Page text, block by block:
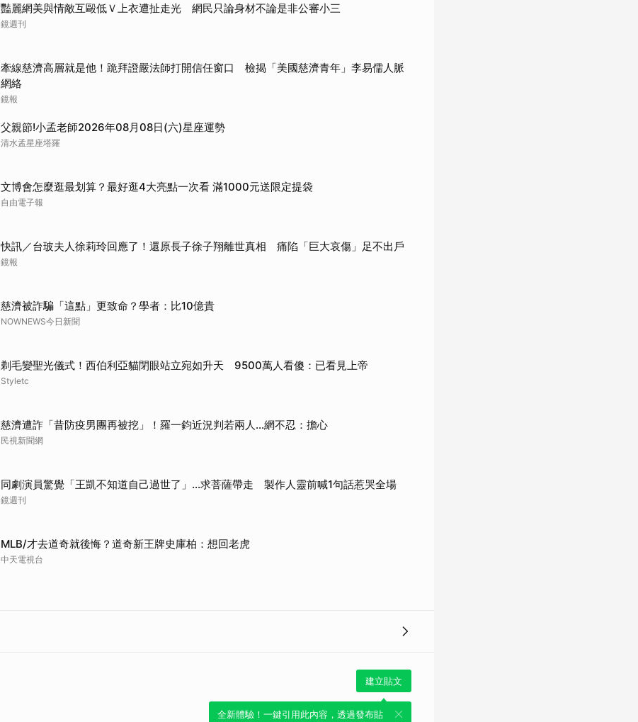
豔麗網美與情敵互毆低Ｖ上衣遭扯走光 網民只論身材不論是非公審小三
鏡週刊
牽線慈濟高層就是他！跪拜證嚴法師打開信任窗口 檢揭「美國慈濟青年」李易儒人脈
網絡
鏡報
父親節!小孟老師2026年08月08日(六)星座運勢
清水孟星座塔羅
文博會怎麼逛最划算？最好逛4大亮點一次看 滿1000元送限定提袋
自由電子報
快訊／台玻夫人徐莉玲回應了！還原長子徐子翔離世真相 痛陷「巨大哀傷」足不出戶
鏡報
慈濟被詐騙「這點」更致命？學者：比10億貴
NOWNEWS今日新聞
剃毛變聖光儀式！西伯利亞貓閉眼站立宛如升天 9500萬人看傻：已看見上帝
Styletc
慈濟遭詐「昔防疫男團再被挖」！羅一鈞近況判若兩人…網不忍：擔心
民視新聞網
同劇演員驚覺「王凱不知道自己過世了」...求菩薩帶走 製作人靈前喊1句話惹哭全場
鏡週刊
MLB/才去道奇就後悔？道奇新王牌史庫柏：想回老虎
中天電視台
建立貼文
全新體驗！一鍵引用此內容，透過發布貼